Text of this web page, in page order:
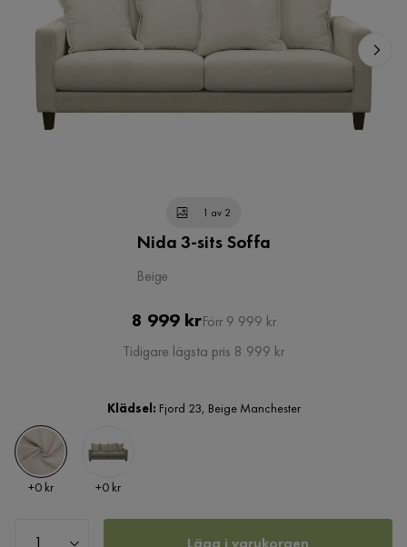
1 av 2
Nida 3-sits Soffa
Beige
Pris
8 999 krOriginal
Pris
Förr 9 999 kr
Tidigare lägsta pris 8 999 kr
Klädsel: Fjord 23, Beige Manchester
Pris
+0 kr Pris
+0 kr
Lägg i varukorgen